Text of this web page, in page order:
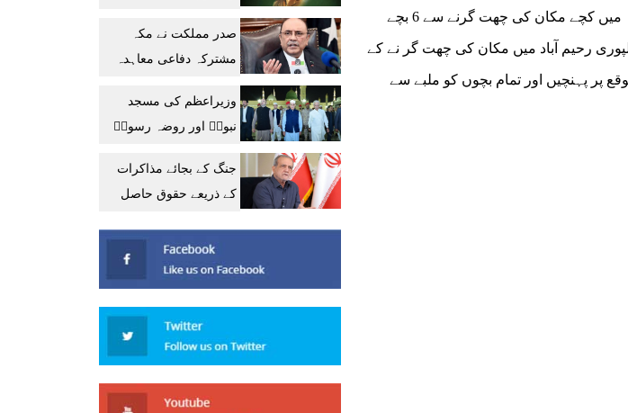
ضلع خانیوال، عمران ،دانیال ،محمدوسیم اور فیضان رضا شامل ہیں ۔ ادھر شانگلہ میں کچے مکان کی چھت گرنے سے 6 بچے
رحیم آباد میں مکان کی چھت گر نے کے
موقع پر پہنچیں اور تمام بچوں کو ملبے سے
چیفس کا خراجِ عقیدت
صدر مملکت نے مکہ
مشترکہ دفاعی معاہدہ
پیش رفت قرار دیدیا
وزیراعظم کی مسجد
نبویؐ اور روضہ رسولؐ
کیلئے دعائیں
جنگ کے بجائے مذاکرات
کے ذریعے حقوق حاصل
صدر